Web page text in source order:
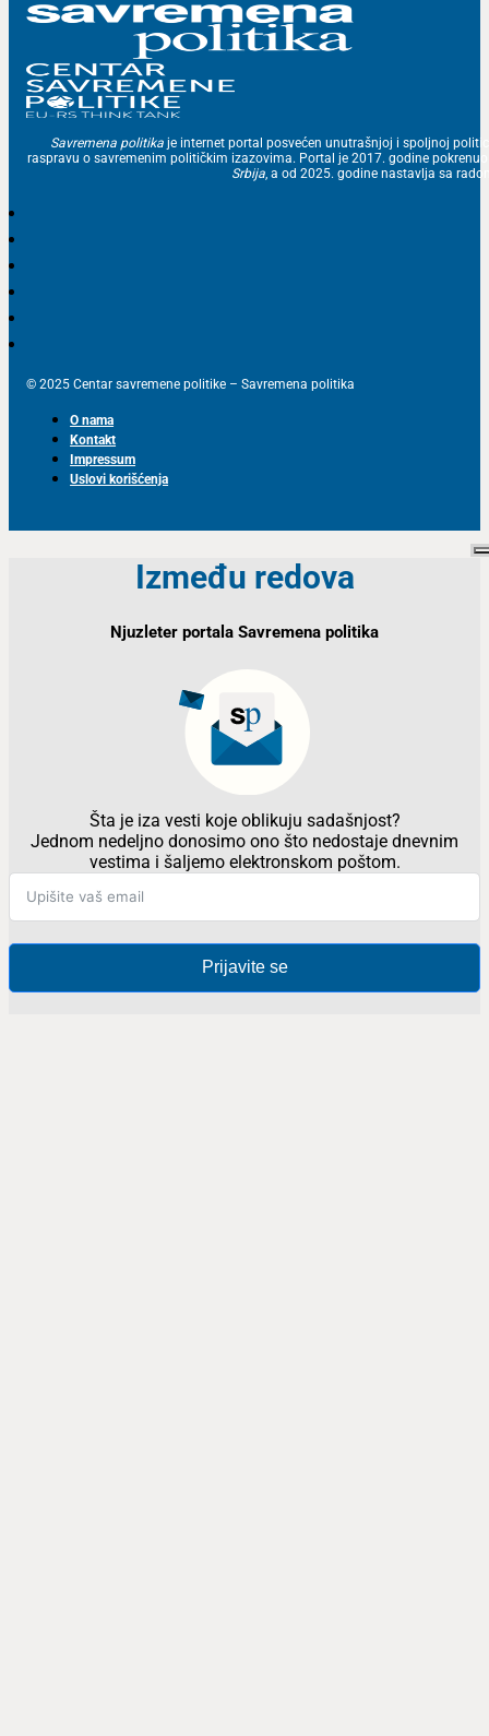
Savremena politika je internet portal posvećen unutrašnjoj i spoljnoj
raspravu o savremenim političkim izazovima. Portal je 2017. godine
Srbija, a od 2025. godine nastavlja sa
© 2025 Centar savremene politike – Savremena politika
O nama
Kontakt
Impressum
Uslovi korišćenja
Između redova
Njuzleter portala Savremena politika
Šta je iza vesti koje oblikuju sadašnjost?
Jednom nedeljno donosimo ono što nedostaje dnevnim
vestima i šaljemo elektronskom poštom.
Prijavite se